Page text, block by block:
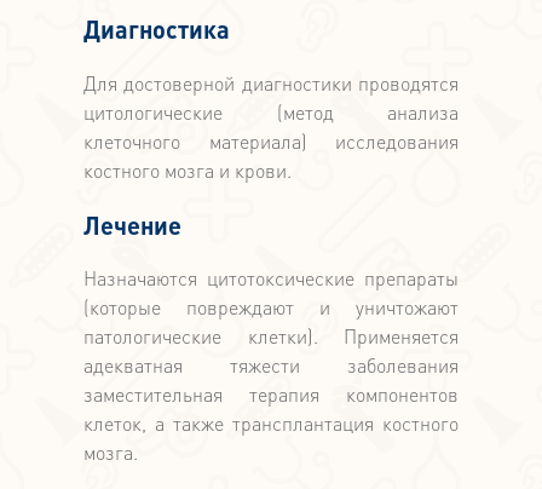
Диагностика
Для достоверной диагностики проводятся
цитологические (метод анализа
клеточного материала) исследования
костного мозга и крови.
Лечение
Назначаются цитотоксические препараты
(которые повреждают и уничтожают
патологические клетки). Применяется
адекватная тяжести заболевания
заместительная терапия компонентов
клеток, а также трансплантация костного
мозга.